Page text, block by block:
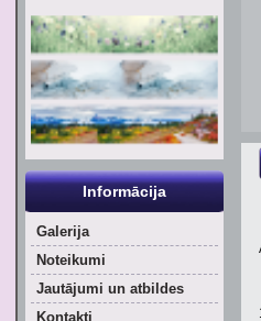
Informācija
Galerija
Noteikumi
Jautājumi un atbildes
Kontakti